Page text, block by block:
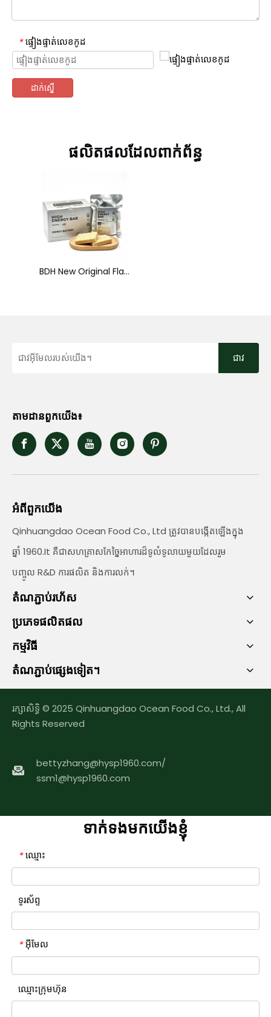
* ផ្ទៀងផ្ទាត់លេខកូដ
ដាក់ស្នើ
ផលិតផលដែលពាក់ព័ន្ធ
BDH New Original Flavor High Energy Bar នំប៊ីសឃីសដែលមានកាឡូរីខ្ពស់ អាយុកាលធ្នើយូរ
ជាវ
តាមដានពួកយើង៖
អំពីពួកយើង
Qinhuangdao Ocean Food Co., Ltd ត្រូវបានបង្កើតឡើងក្នុង
ឆ្នាំ 1960.It គឺជាសហគ្រាសកែច្នៃអាហារដ៏ទូលំទូលាយមួយដែលរួម
បញ្ចូល R&D ការផលិត និងការលក់។
តំណភ្ជាប់រហ័ស
ប្រភេទផលិតផល
កម្មវិធី
តំណភ្ជាប់ផ្សេងទៀត។
រក្សាសិទ្ធិ © 2025 Qinhuangdao Ocean Food Co., Ltd., All
Rights Reserved
bettyzhang@hysp1960.com/
ssm1@hysp1960.com
ទាក់ទងមកយើងខ្ញុំ
* ឈ្មោះ
ទូរស័ព្ទ
* អ៊ីមែល
ឈ្មោះក្រុមហ៊ុន